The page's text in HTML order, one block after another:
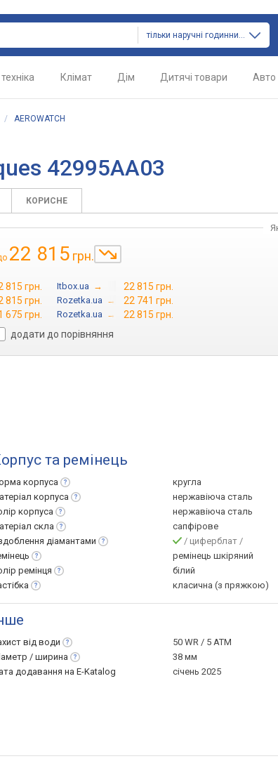
тільки наручні годинники
Клімат Дім Дитячі товари Авто
/ AEROWATCH
42995AA03
КОРИСНЕ
22 815 грн.
815 грн. Itbox.ua → 22 815 грн.
815 грн. Rozetka.ua → 22 741 грн.
675 грн. Rozetka.ua →
22 815 грн.
додати до порівняння
та ремінець
корпуса
кругла
корпуса
нержавіюча сталь
корпуса
нержавіюча сталь
скла
сапфірове
діамантами
/ циферблат /
ремінець шкіряний
ремінця
білий
класична (з пряжкою)
від води
50 WR / 5 ATM
/ ширина
38 мм
додавання на E-Katalog
січень 2025